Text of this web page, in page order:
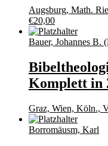
Augsburg, Math.
€20,00
Bauer, Johannes B.
Komplett in
Graz, Wien, Köln.,
Borromäusm, Karl